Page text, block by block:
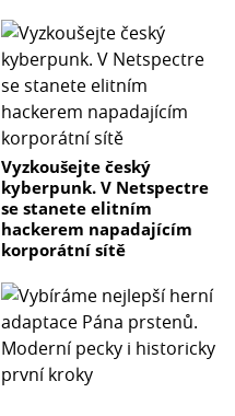
Vyzkoušejte český
kyberpunk. V Netspectre
se stanete elitním
hackerem napadajícím
korporátní sítě